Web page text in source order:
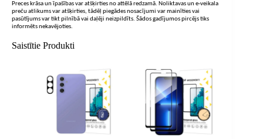
Preces krāsa un īpašības var atšķirties no attēlā redzamā. Noliktavas un e-veikala
preču atlikums var atšķirties, tādēļ piegādes nosacījumi var mainīties vai
pasūtījums var tikt pilnībā vai daļēji neizpildīts. Šādos gadījumos pircējs tiks
informēts nekavējoties.
Saistītie Produkti